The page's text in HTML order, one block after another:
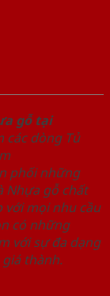
gỗ tại
dòng Tủ
phối những
Nhựa gỗ chất
với mọi nhu cầu
có những
với sự đa dạng
giá thành.